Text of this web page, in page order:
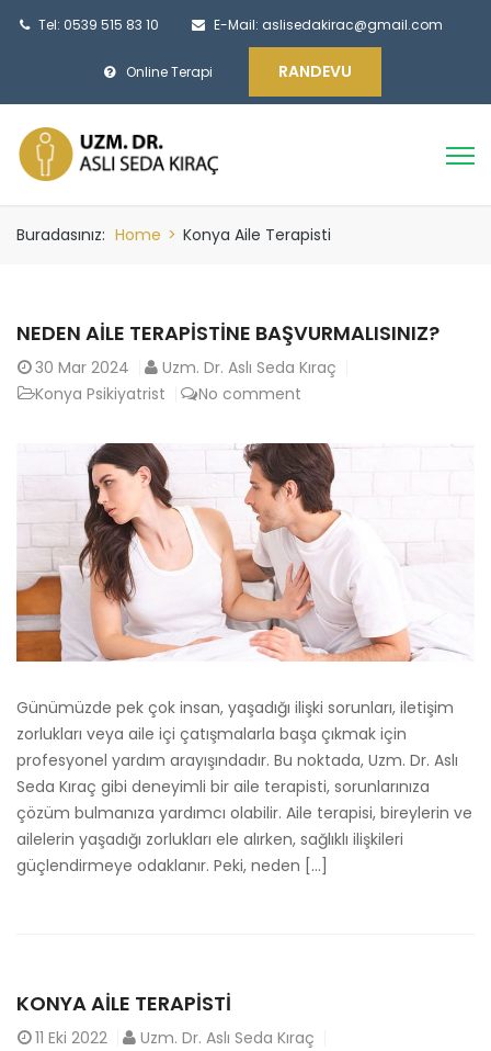
Tel: 0539 515 83 10 E-Mail: aslisedakirac@gmail.com
Online Terapi RANDEVU
Buradasınız: Home > Konya Aile Terapisti
NEDEN AILE TERAPISTINE BAŞVURMALISINIZ?
30 Mar 2024
Uzm. Dr. Aslı Seda Kıraç
Konya Psikiyatrist
No comment
Günümüzde pek çok insan, yaşadığı ilişki sorunları, iletişim
zorlukları veya aile içi çatışmalarla başa çıkmak için
profesyonel yardım arayışındadır. Bu noktada, Uzm. Dr. Aslı
Seda Kıraç gibi deneyimli bir aile terapisti, sorunlarınıza
çözüm bulmanıza yardımcı olabilir. Aile terapisi, bireylerin ve
ailelerin yaşadığı zorlukları ele alırken, sağlıklı ilişkileri
güçlendirmeye odaklanır. Peki, neden […]
KONYA AILE TERAPISTI
11 Eki 2022
Uzm. Dr. Aslı Seda Kıraç